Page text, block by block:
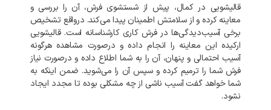
قالیشویی در کمال، پیش از شستشوی فرش، آن را بررسی و
معاینه کرده و از سلامتش اطمینان پیدا می‌کند. درواقع تشخیص
برخی آسیب‌دیدگی‌ها در فرش کاری کارشناسانه است. قالیشویی
ارکیده این معاینه را انجام داده و درصورت مشاهده هرگونه
آسیب احتمالی و پنهان، آن را به شما اطلاع داده و درصورت نیاز
فرش شما را ترمیم کرده و سپس آن را می‌شوید. ضمن اینکه به
شما خواهد گفت آسیب ناشی از چه مشکلی بوده تا مجدد ایجاد
نشود.